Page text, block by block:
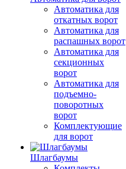
Автоматика для
откатных ворот
Автоматика для
распашных ворот
Автоматика для
секционных
ворот
Автоматика для
подъемно-
поворотных
ворот
Комплектующие
для ворот
Шлагбаумы